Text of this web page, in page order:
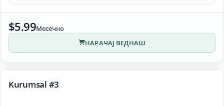
$5.99Месечно
НАРАЧАЈ ВЕДНАШ
Kurumsal #3